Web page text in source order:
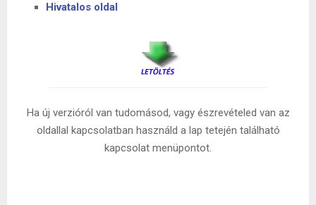
Hivatalos oldal
Ha új verzióról van tudomásod, vagy észrevételed van az
oldallal kapcsolatban használd a lap tetején található
kapcsolat menüpontot.